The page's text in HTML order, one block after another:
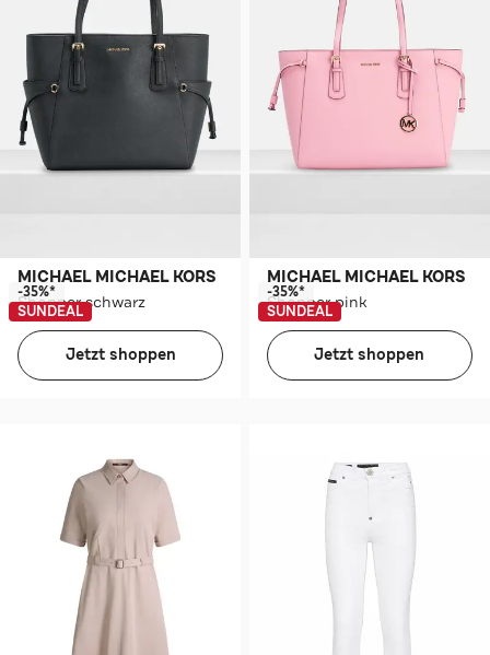
MICHAEL MICHAEL KORS
Shopper schwarz
-35%*
SUNDEAL
Jetzt shoppen
MICHAEL MICHAEL KORS
Shopper pink
-35%*
SUNDEAL
Jetzt shoppen